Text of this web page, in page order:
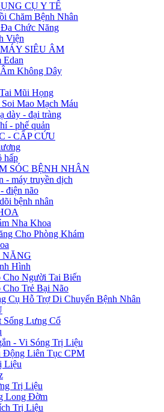
CỤ Y TẾ
Chăm Bệnh Nhân
Chức Năng
Viện
MÁY SIÊU ÂM
Edan
Không Dây
Mũi Họng
Mao Mạch Máu
dày - đại tràng
- phế quản
- CẤP CỨU
hấp
SÓC BỆNH NHÂN
- máy truyền dịch
điện não
bệnh nhân
Nha Khoa
Cho Phòng Khám
NĂNG
Hình
Cho Người Tai Biến
Trẻ Bại Não
Cụ Hỗ Trợ Di Chuyển Bệnh Nhân
Sống Lưng Cổ
- Vi Sóng Trị Liệu
Động Liên Tục CPM
Liệu
Trị Liệu
Long Đờm
Trị Liệu